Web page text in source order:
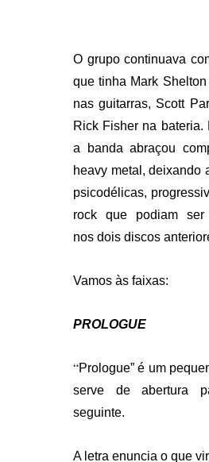
O grupo continuava
que tinha Mark
nas guitarras, Scott
Rick Fisher na bateria.
a banda abraçou
heavy metal, deixando
psicodélicas,
rock que podiam ser
nos dois discos
Vamos às faixas:
PROLOGUE
“Prologue” é um
serve de abertura
seguinte.
A letra enuncia o que